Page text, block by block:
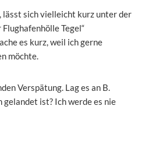
lässt sich vielleicht kurz unter der
Tegel“
es kurz, weil ich gerne
möchte.
Verspätung. Lag es an B.
ist? Ich werde es nie